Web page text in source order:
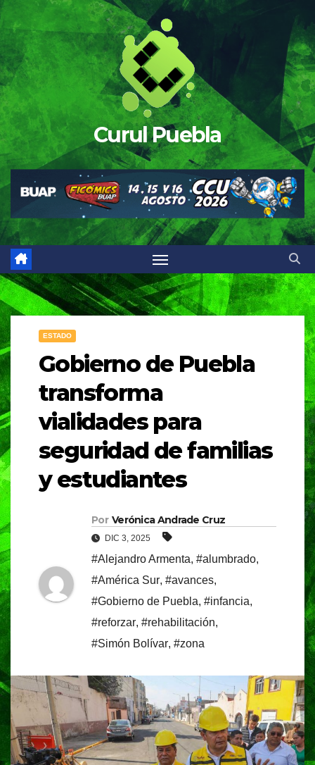
Saltar
al
contenido
Curul Puebla
ESTADO
Gobierno de Puebla
transforma
vialidades para
seguridad de familias
y estudiantes
Por Verónica Andrade Cruz
DIC 3, 2025
#Alejandro Armenta, #alumbrado,
#América Sur, #avances,
#Gobierno de Puebla, #infancia,
#reforzar, #rehabilitación,
#Simón Bolívar, #zona